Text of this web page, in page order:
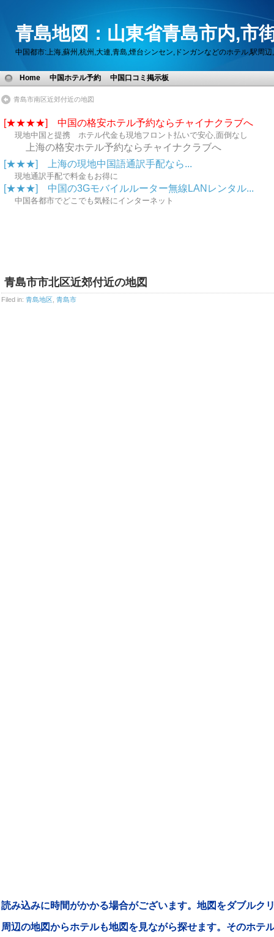
青島地図：山東省青島市内,市
中国都市:上海,蘇州,杭州,大連,青島,煙台シンセン,ドンガンなどのホテル,駅周
Home 中国ホテル予約 中国口コミ掲示板
青島市南区近郊付近の地図
[★★★★] 中国の格安ホテル予約ならチャイナクラブへ
現地中国と提携 ホテル代金も現地フロント払いで安心,面倒なし
上海の格安ホテル予約ならチャイナクラブへ
[★★★] 上海の現地中国語通訳手配なら...
現地通訳手配で料金もお得に
[★★★] 中国の3Gモバイルルーター無線LANレンタル...
中国各都市でどこでも気軽にインターネット
青島市市北区近郊付近の地図
Filed in: 青島地区 青島市
読み込みに時間がかかる場合がございます。地図をダブルク
周辺の地図からホテルも地図を見ながら探せます。そのホテ